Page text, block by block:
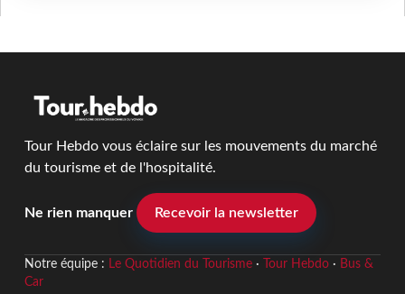
Tour Hebdo vous éclaire sur les mouvements du marché
du tourisme et de l'hospitalité.
Ne rien manquer Recevoir la newsletter
Notre équipe : Le Quotidien du Tourisme· Tour Hebdo· Bus &
Car